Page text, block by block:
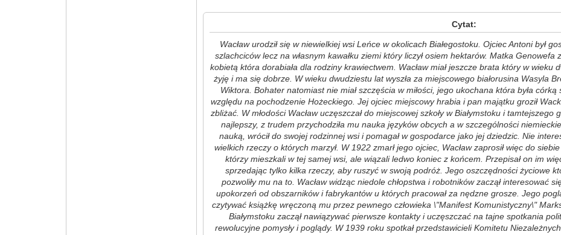
Cytat:
Wacław urodził się w niewielkiej wsi Leńce w okolicach Białegostoku. Ojciec Antoni był
szlachciców lecz na własnym kawałku ziemi który liczył osiem hektarów. Matka
kobietą która dorabiała dla rodziny krawiectwem. Wacław miał jeszcze brata który w wieku
żyję i ma się dobrze. W wieku dwudziestu lat wyszła za miejscowego białorusina Wasyla
Wiktora. Bohater natomiast nie miał szczęścia w miłości, jego ukochana która była
względu na pochodzenie Hożeckiego. Jej ojciec miejscowy hrabia i pan majątku groził
zbliżać. W młodości Wacław uczęszczał do miejscowej szkoły w Białymstoku i
najlepszy, z trudem przychodziła mu nauka języków obcych a w szczególności
nauką, wrócił do swojej rodzinnej wsi i pomagał w gospodarce jako jej dziedzic. Nie
wielkich rzeczy o których marzył. W 1922 zmarł jego ojciec, Wacław zaprosił więc do
którzy mieszkali w tej samej wsi, ale wiązali ledwo koniec z końcem. Przepisał on im
sprzedając tylko kilka rzeczy, aby ruszyć w swoją podróż. Jego oszczędności życiowe
pozwoliły mu na to. Wacław widząc niedole chłopstwa i robotników zaczął interesować
upokorzeń od obszarników i fabrykantów u których pracował za nędzne grosze. Jego
czytywać książkę wręczoną mu przez pewnego człowieka \"Manifest Komunistyczny\"
Białymstoku zaczął nawiązywać pierwsze kontakty i uczęszczać na tajne spotkania
rewolucyjne pomysły i poglądy. W 1939 roku spotkał przedstawicieli Komitetu